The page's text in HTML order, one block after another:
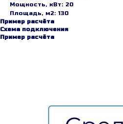
Мощность, кВт: 20
Площадь, м2: 130
Пример расчёта
Схема подключения
Пример расчёта